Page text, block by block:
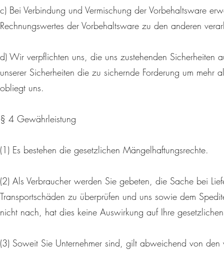
c) Bei Verbindung und Vermischung der Vorbehaltsware
Rechnungswertes der Vorbehaltsware zu den anderen
d) Wir verpflichten uns, die uns zustehenden Sicherheiten
unserer Sicherheiten die zu sichernde Forderung um
obliegt uns.
§ 4 Gewährleistung
(1) Es bestehen die gesetzlichen Mängelhaftungsrechte.
(2) Als Verbraucher werden Sie gebeten, die Sache bei
Transportschäden zu überprüfen und uns sowie dem
nicht nach, hat dies keine Auswirkung auf Ihre
(3) Soweit Sie Unternehmer sind, gilt abweichend von